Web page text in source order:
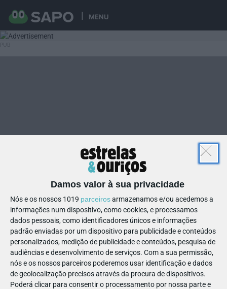
MENU
Damos valor à sua privacidade
Nós e os nossos 1019 parceirosarmazenamos e/ou acedemos a
informações num dispositivo, como cookies, e processamos
dados pessoais, como identificadores únicos e informações
padrão enviadas por um dispositivo para publicidade e conteúdos
personalizados, medição de publicidade e conteúdos, pesquisa de
audiências e desenvolvimento de serviços. Com a sua permissão,
nós e os nossos parceiros poderemos usar identificação e dados
de geolocalização precisos através da procura de dispositivos.
Poderá clicar para consentir o processamento por nossa parte e
10